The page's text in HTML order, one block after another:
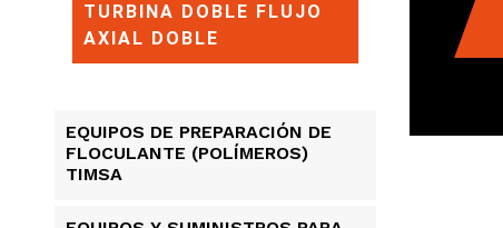
TURBINA DOBLE FLUJO
AXIAL DOBLE
EQUIPOS DE PREPARACIÓN DE
FLOCULANTE (POLÍMEROS)
TIMSA